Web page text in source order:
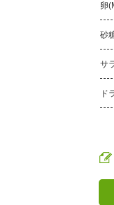
卵
砂
サ
ド